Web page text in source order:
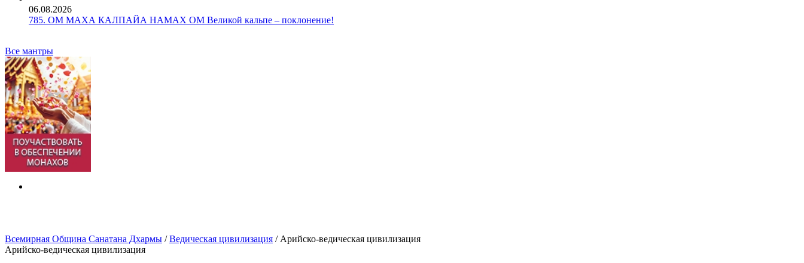
06.08.2026
785. ОМ МАХА КАЛПАЙА НАМАХ ОМ Великой кальпе – поклонение!
Все мантры
Всемирная Община Санатана Дхармы /Ведическая цивилизация / Арийско-ведическая цивилизация
Арийско-ведическая цивилизация